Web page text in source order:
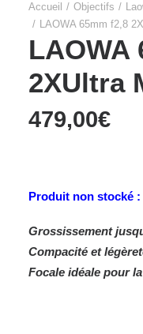
Accueil Objectifs
LAOWA 65mm f2,8
LAOWA
2XUltra
479,00€
Produit non stocké
Grossissement
Compacité et
Focale idéale pour